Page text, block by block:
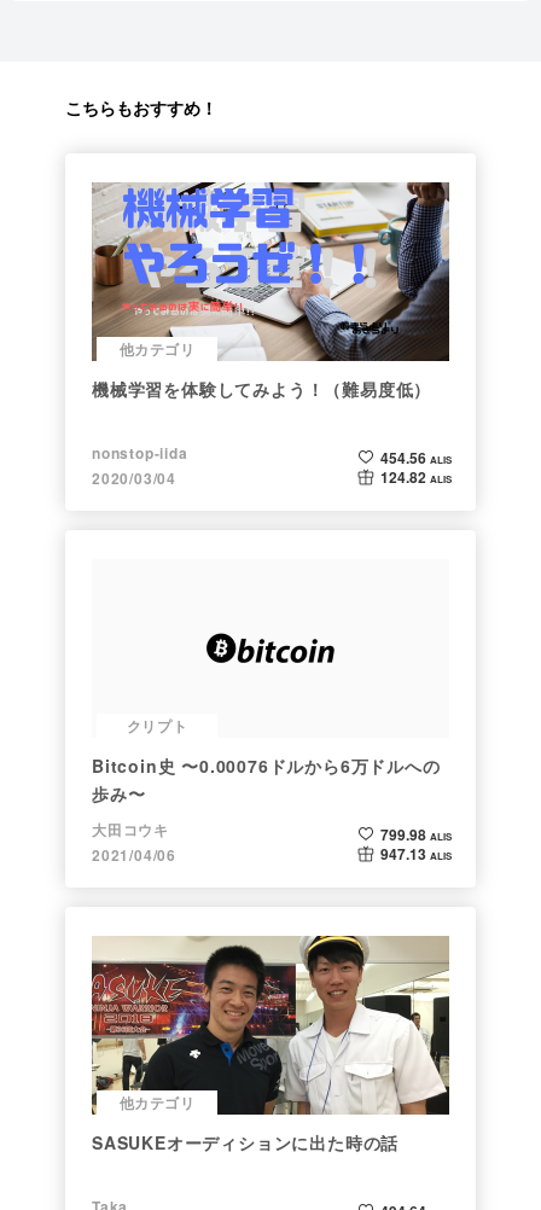
こちらもおすすめ！
他カテゴリ
機械学習を体験してみよう！（難易度低）
nonstop-iida
2020/03/04
454.56 ALIS
124.82 ALIS
クリプト
Bitcoin史 〜0.00076ドルから6万ドルへの
歩み〜
大田コウキ
2021/04/06
799.98 ALIS
947.13 ALIS
他カテゴリ
SASUKEオーディションに出た時の話